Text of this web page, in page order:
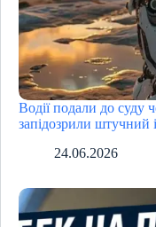
Водії подали до суду
запідозрили штучний
24.06.2026